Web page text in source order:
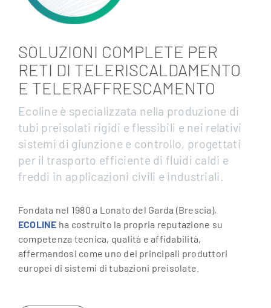
SOLUZIONI COMPLETE PER
RETI DI TELERISCALDAMENTO
E TELERAFFRESCAMENTO
Ecoline è specializzata nella produzione di
tubi preisolati rigidi e flessibili e nei relativi
sistemi di giunzione e controllo, progettati
per il trasporto efficiente di fluidi caldi e
freddi in applicazioni civili e industriali.
Fondata nel 1980 a Lonato del Garda (Brescia),
ECOLINE ha costruito la propria reputazione su
competenza tecnica, qualità e affidabilità,
affermandosi come uno dei principali produttori
europei di sistemi di tubazioni preisolate.